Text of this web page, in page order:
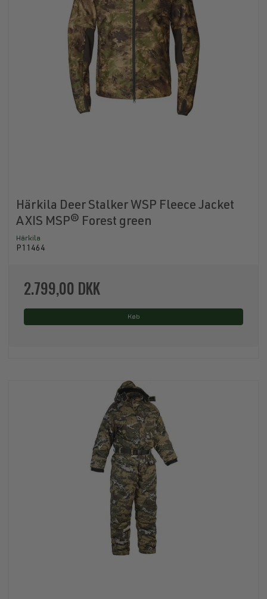
Härkila Deer Stalker WSP Fleece Jacket
AXIS MSP® Forest green
Härkila
P11464
2.799,00 DKK
Køb